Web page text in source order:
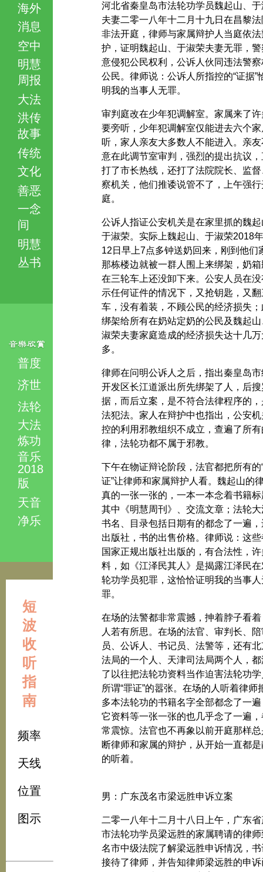
海外
消息
空中
明慧
周报
大法
洪传
故事
传统
文化
善恶
一念
间
明慧
丛书
普度
济世
法轮
大法
炼功
音乐
2018
版
天音
净乐
短
波
收
听
指
南
频率
天线
位置
图示
河北省秦皇岛市法轮功学员魏起山、于
夫妻二零一八年十二月十九日在昌黎法
非法开庭，律师与家属辩护人当庭依法
护，证明魏起山、于淑荣夫妻无罪，警
意侵犯公民权利，公诉人伙同违法警察
公民。律师说：公诉人所指控的“证据”
明我的当事人无罪。
审判庭改在少年犯调解室。家属来了许
要旁听，少年犯调解室仅能进去六个家
听，家人亲友大多数人不能进入。亲友
意在此调节室审判，强烈的提出抗议，
打了市长热线，还打了法院院长、监督
察机关，他们推诿说管不了，上午强行
庭。
公诉人指证公安机关是在家里抓的魏起
于淑荣。实际上魏起山、于淑荣2018
12日早上7点多钟送奶回来，刚到他们
那栋楼边就被一群人围上来绑架，奶箱
在三轮车上还没卸下来。公安人员在没
示任何证件的情况下，又抢钥匙，又翻
车，没有着装，不顾公民的经济损失；
绑架给所有在奶站定奶的公民及魏起山
淑荣夫妻家庭造成的经济损失达十几万
多。
律师在问明公诉人之后，指出秦皇岛市
开发区长江道派出所先绑架了人，后搜
据，而后立案，是不符合法律程序的，
法犯法。家人在辩护中也指出，公安机
控的利用邪教组织不成立，查遍了所有
律，法轮功都不属于邪教。
下午在物证辩论阶段，法官都把所有的
证”让律师和家属辩护人看。魏起山的
真的一张一张的，一本一本念着书籍标
其中《明慧周刊》、交流文章；法轮大
书名、目录包括日期有的都念了一遍，
出版社，书的出售价格。律师说：这些
国家正规出版社出版的，有合法性，
料，如《江泽民其人》是揭露江泽民在
轮功学员犯罪，这恰恰证明我的当事人
罪。
在场的法警都非常震撼，抻着脖子看着
人若有所思。在场的法官、审判长、陪
员、公诉人、书记员、法警等，还有
法局的一个人、天津司法局两个人，都
了以往把法轮功资料当作迫害法轮功学
所谓“罪证”的嚣张。在场的人听着律师
多本法轮功的书籍名字全部都念了一遍
它资料等一张一张的也几乎念了一遍，
常震惊。法官也不再象以前开庭那样总
断律师和家属的辩护，从开始一直都
的听着。
男：广东茂名市梁远胜申诉立案
二零一八年十二月十八日上午，广东
市法轮功学员梁远胜的家属聘请的律师
名市中级法院了解梁远胜申诉情况，书
接待了律师，并告知律师梁远胜的申诉